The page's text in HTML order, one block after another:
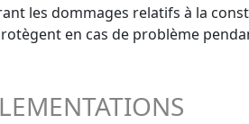
les dommages relatifs à la
en cas de problème